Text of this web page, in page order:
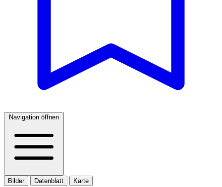
Navigation öffnen
Bilder Datenblatt Karte